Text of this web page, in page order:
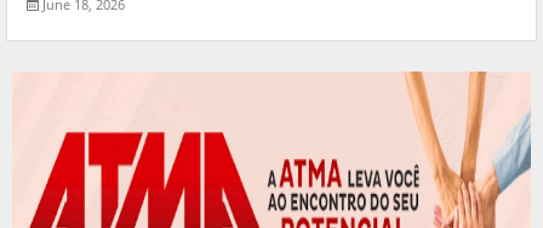
June 18, 2026